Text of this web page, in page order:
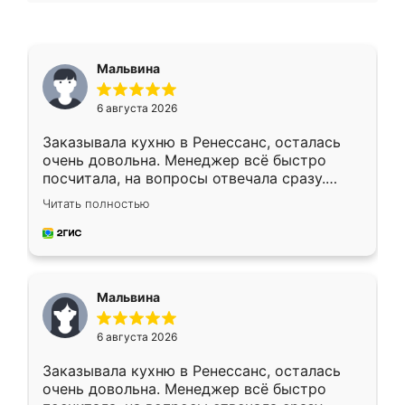
Мальвина
6 августа 2026
Заказывала кухню в Ренессанс, осталась
очень довольна. Менеджер всё быстро
посчитала, на вопросы отвечала сразу.
Замерщик приехал в субботу, подошёл к
делу со всей ответственностью. Собрали
за день, ребята работали аккуратно, даже
Читать полностью
Мальвина
6 августа 2026
Заказывала кухню в Ренессанс, осталась
очень довольна. Менеджер всё быстро